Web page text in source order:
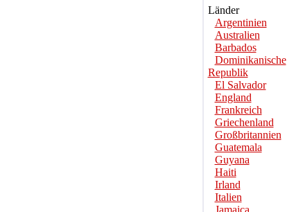
Länder
Argentinien
Australien
Barbados
Dominikanische
Republik
El Salvador
England
Frankreich
Griechenland
Großbritannien
Guatemala
Guyana
Haiti
Irland
Italien
Jamaica